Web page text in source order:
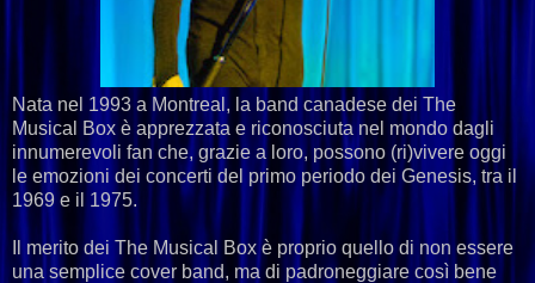
Nata nel 1993 a Montreal, la band canadese dei The
Musical Box è apprezzata e riconosciuta nel mondo dagli
innumerevoli fan che, grazie a loro, possono (ri)vivere oggi
le emozioni dei concerti del primo periodo dei Genesis, tra il
1969 e il 1975.
Il merito dei The Musical Box è proprio quello di non essere
una semplice cover band, ma di padroneggiare così bene